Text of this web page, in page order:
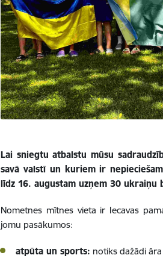
Lai sniegtu atbalstu mūsu
savā valstī un kuriem ir
līdz 16. augustam uzņem 30 ukraiņu
Nometnes mītnes vieta ir Iecavas
jomu pasākumos:
atpūta un sports: notiks dažādi